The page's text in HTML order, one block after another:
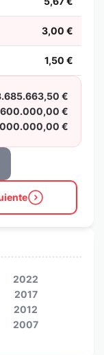
3,00 €
1,50 €
€
€
€
2022
2017
2012
2007